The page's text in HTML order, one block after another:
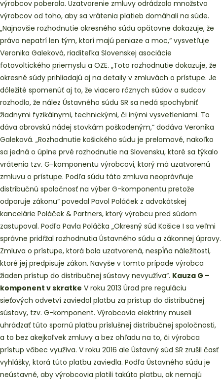
výrobcov poberala. Uzatvorenie zmluvy odrádzalo množstvo
výrobcov od toho, aby sa vrátenia platieb domáhali na súde.
„Najnovšie rozhodnutie okresného súdu opätovne dokazuje, že
právo nepatrí len tým, ktorí majú peniaze a moc,“ vysvetľuje
Veronika Galeková, riaditeľka Slovenskej asociácie
fotovoltického priemyslu a OZE. „Toto rozhodnutie dokazuje, že
okresné súdy prihliadajú aj na detaily v zmluvách o prístupe. Je
dôležité spomenúť aj to, že viacero rôznych súdov a sudcov
rozhodlo, že nález Ústavného súdu SR sa nedá spochybniť
žiadnymi fyzikálnymi, technickými, či inými vysvetleniami. To
dáva obrovskú nádej stovkám poškodeným,“ dodáva Veronika
Galeková. „Rozhodnutie košického súdu je prelomové, nakoľko
sa jedná o úplne prvé rozhodnutie na Slovensku, ktoré sa týkalo
vrátenia tzv. G-komponentu výrobcovi, ktorý má uzatvorenú
zmluvu o prístupe. Podľa súdu táto zmluva neoprávňuje
distribučnú spoločnosť na výber G-komponentu pretože
odporuje zákonu“ povedal Pavol Poláček z advokátskej
kancelárie Poláček & Partners, ktorý výrobcu pred súdom
zastupoval. Podľa Pavla Poláčka „Okresný súd Košice I sa veľmi
správne pridŕžal rozhodnutia Ústavného súdu a zákonnej úpravy.
Zmluva o prístupe, ktorá bola uzatvorená, nespĺňa náležitosti,
ktoré jej predpisuje zákon. Navyše v tomto prípade výrobca
žiaden prístup do distribučnej sústavy nevyužíva“. Kauza G –
komponent v skratke V roku 2013 Úrad pre reguláciu
sieťových odvetví zaviedol platbu za prístup do distribučnej
sústavy, tzv. G-komponent. Výrobcovia elektriny museli
uhrádzať túto spornú platbu príslušnej distribučnej spoločnosti,
a to bez akejkoľvek zmluvy a bez ohľadu na to, či výrobca
prístup vôbec využíva. V roku 2016 ale Ústavný súd SR zrušil časť
vyhlášky, ktorá túto platbu zaviedla. Podľa Ústavného súdu je
neústavné, aby výrobcovia platili takúto platbu, ak nemajú